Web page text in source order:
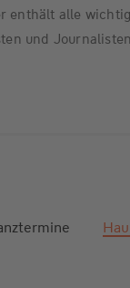
enthält alle
und